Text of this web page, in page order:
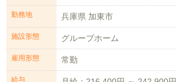
勤務地 兵庫県 加東市
施設形態 グループホーム
雇用形態 常勤
給与